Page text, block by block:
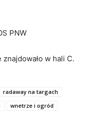
PNW
w hali C.
radaway na targach
wnetrze i ogród